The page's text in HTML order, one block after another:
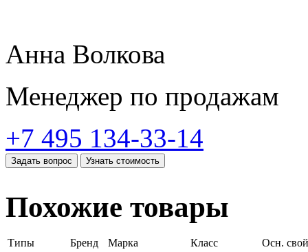
Анна Волкова
Менеджер по продажам
+7 495 134-33-14
Задать вопрос Узнать стоимость
Похожие товары
Типы Бренд Марка Класс Осн.